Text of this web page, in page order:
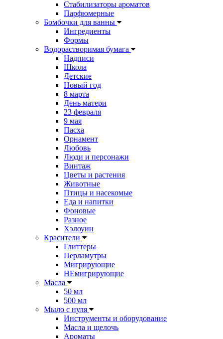
Стабилизаторы ароматов
Парфюмерные
Бомбочки для ванны
Ингредиенты
Формы
Водорастворимая бумага
Надписи
Школа
Детские
Новый год
8 марта
День матери
23 февраля
9 мая
Пасха
Орнамент
Любовь
Люди и персонажи
Винтаж
Цветы и растения
Животные
Птицы и насекомые
Еда и напитки
Фоновые
Разное
Хэлоуин
Красители
Глиттеры
Перламутры
Мигрирующие
НЕмигрирующие
Масла
50 мл
500 мл
Мыло с нуля
Инструменты и оборудование
Масла и щелочь
Ароматы